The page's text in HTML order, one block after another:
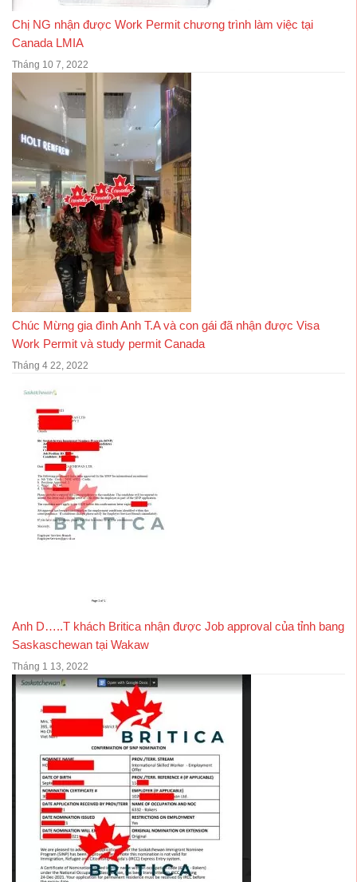
Chị NG nhận được Work Permit chương trình làm việc tại
Canada LMIA
Tháng 10 7, 2022
Chúc Mừng gia đình Anh T.A và con gái đã nhận được Visa
Work Permit và study permit Canada
Tháng 4 22, 2022
Anh D…..T khách Britica nhận được Job approval của tỉnh bang
Saskaschewan tại Wakaw
Tháng 1 13, 2022